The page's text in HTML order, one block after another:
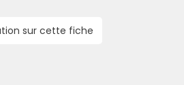
sur cette fiche